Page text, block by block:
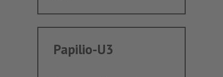
Papilio-U3